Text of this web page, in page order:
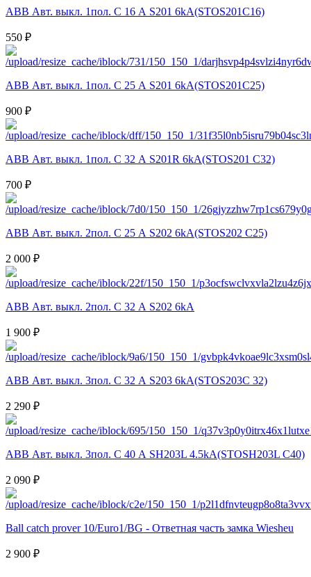
ABB Авт. выкл. 1пол. С 16 А S201 6kA(STOS201C16)
550 ₽
ABB Авт. выкл. 1пол. С 25 А S201 6kA(STOS201C25)
900 ₽
ABB Авт. выкл. 1пол. С 32 А S201R 6kA(STOS201 C32)
700 ₽
ABB Авт. выкл. 2пол. С 25 А S202 6kA(STOS202 C25)
2 000 ₽
ABB Авт. выкл. 2пол. С 32 А S202 6kA
1 900 ₽
ABB Авт. выкл. 3пол. С 32 А S203 6kA(STOS203C 32)
2 290 ₽
ABB Авт. выкл. 3пол. С 40 А SH203L 4.5kA(STOSH203L C40)
2 090 ₽
Ball catch prover 10/Euro1/BG - Ответная часть замка Wiesheu
2 900 ₽